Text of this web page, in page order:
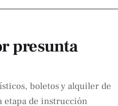
presunta
boletos y alquiler de
etapa de instrucción